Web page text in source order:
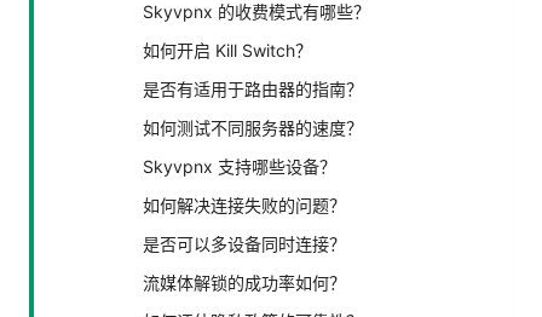
Skyvpnx 的收费模式有哪些？
如何开启 Kill Switch？
是否有适用于路由器的指南？
如何测试不同服务器的速度？
Skyvpnx 支持哪些设备？
如何解决连接失败的问题？
是否可以多设备同时连接？
流媒体解锁的成功率如何？